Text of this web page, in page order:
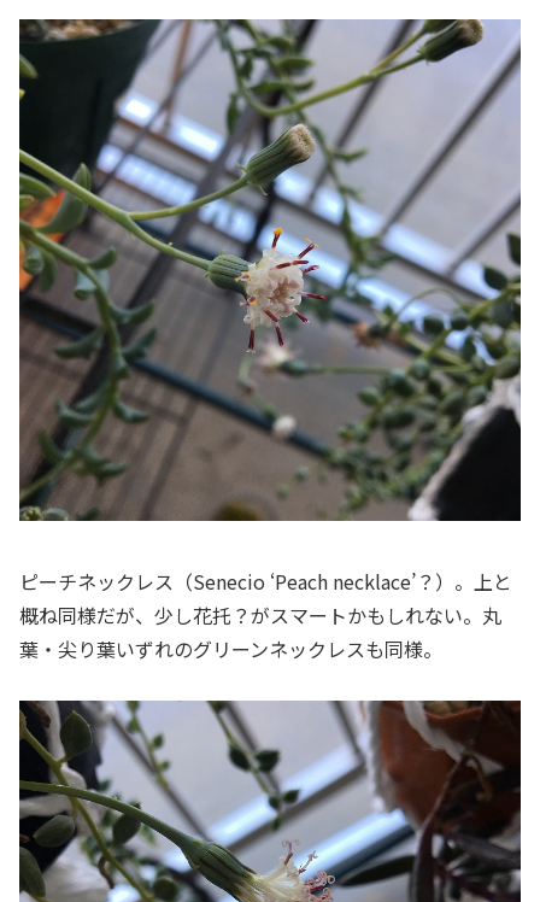
ピーチネックレス（Senecio ‘Peach necklace’？）。上と
概ね同様だが、少し花托？がスマートかもしれない。丸
葉・尖り葉いずれのグリーンネックレスも同様。